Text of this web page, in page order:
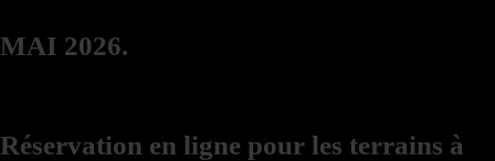
MAI 2026.
Réservation en ligne pour les terrains à